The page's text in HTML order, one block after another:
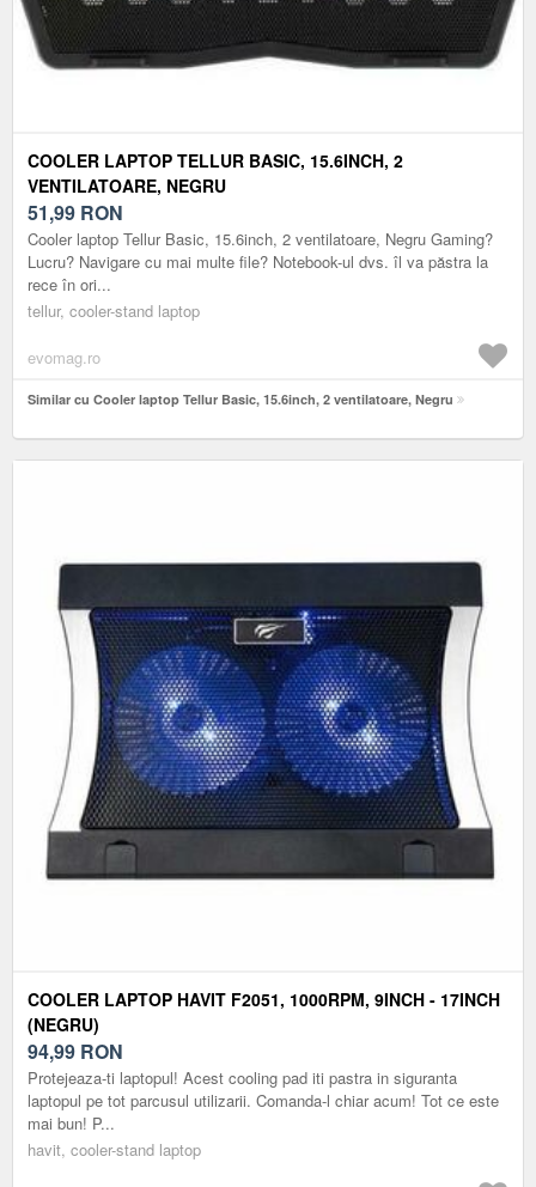
COOLER LAPTOP TELLUR BASIC, 15.6INCH, 2
VENTILATOARE, NEGRU
51,99 RON
Cooler laptop Tellur Basic, 15.6inch, 2 ventilatoare, Negru Gaming?
Lucru? Navigare cu mai multe file? Notebook-ul dvs. îl va păstra la
rece în ori...
tellur, cooler-stand laptop
evomag.ro
Similar cu Cooler laptop Tellur Basic, 15.6inch, 2 ventilatoare, Negru
COOLER LAPTOP HAVIT F2051, 1000RPM, 9INCH - 17INCH
(NEGRU)
94,99 RON
Protejeaza-ti laptopul! Acest cooling pad iti pastra in siguranta
laptopul pe tot parcusul utilizarii. Comanda-l chiar acum! Tot ce este
mai bun! P...
havit, cooler-stand laptop